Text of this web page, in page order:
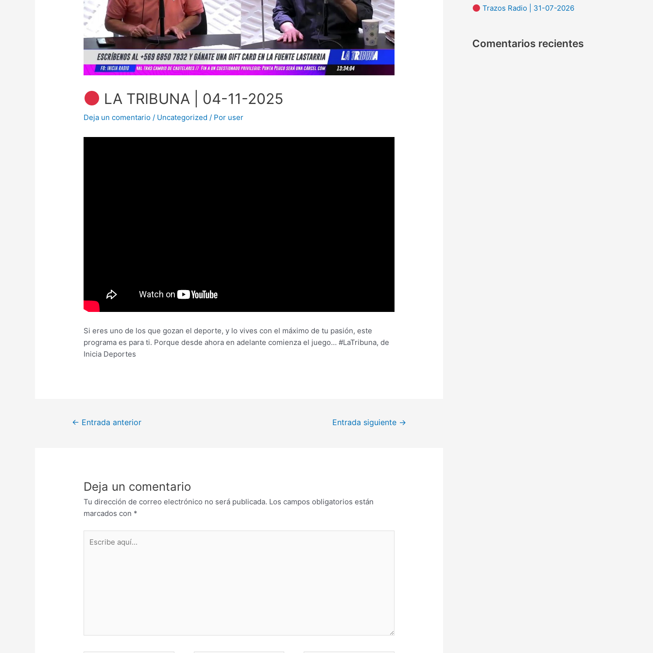
LA TRIBUNA | 04-11-2025
Deja un comentario / Uncategorized / Por user
Si eres uno de los que gozan el deporte, y lo vives con el máximo de tu pasión, este
programa es para ti. Porque desde ahora en adelante comienza el juego… #LaTribuna, de
Inicia Deportes
← Entrada anterior Entrada siguiente →
Deja un comentario
Tu dirección de correo electrónico no será publicada. Los campos obligatorios están
marcados con *
aquí...
:
Trazos Radio | 31-07-2026
Comentarios recientes